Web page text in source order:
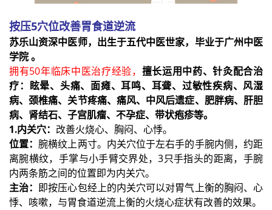
按压5穴位改善胃食道逆流
苏乐山资深中医师，出生于五代中医世家，毕业于广州中医
学院 。
拥有50年临床中医治疗经验， 擅长运用中药、针灸配合治
疗：眩晕、头痛、面瘫、耳鸣、耳聋、过敏性疾病、风湿
病、颈椎痛、关节疼痛、痛风、中风后遗症、肥胖病、肝胆
病、肾结石、子宫肌瘤、不孕症、带状疱疹等。
1.内关穴： 改善火烧心、胸闷、心悸。
位置： 腕横纹上两寸。内关穴位于左右手的手腕内侧，约距
离腕横纹，手掌与小手臂交界处，3只手指头的距离，手腕
内两条筋之间的位置即为内关穴。
主治： 即按压心包经上的内关穴可以对胃气上衡的胸闷、心
悸、咳嗽，与胃食道逆流上衡的火烧心症状有改善的效果。